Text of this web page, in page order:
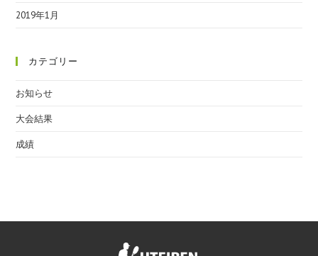
2019年1月
カテゴリー
お知らせ
大会結果
成績